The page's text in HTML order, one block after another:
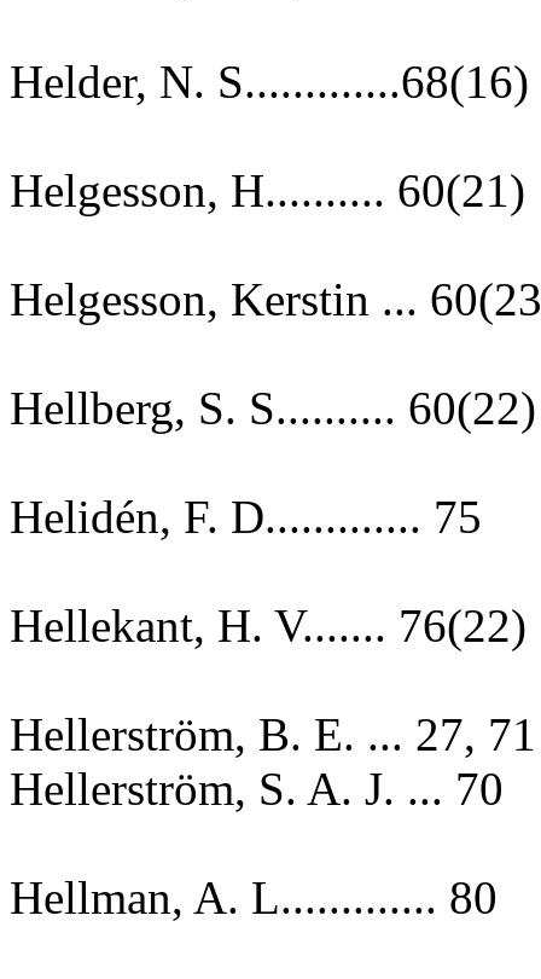
Helder, N. S.............68(16)
Helgesson, H.......... 60(21)
Helgesson, Kerstin ...
Hellberg, S. S.......... 60(22)
Helidén, F. D............. 75
Hellekant, H. V....... 76(22)
Hellerström, B. E. ... 27, 71
Hellerström, S. A. J. ... 70
Hellman, A. L............. 80